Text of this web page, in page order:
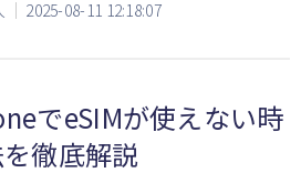
2025-08-11 12:18:07
でeSIMが使えない時
徹底解説